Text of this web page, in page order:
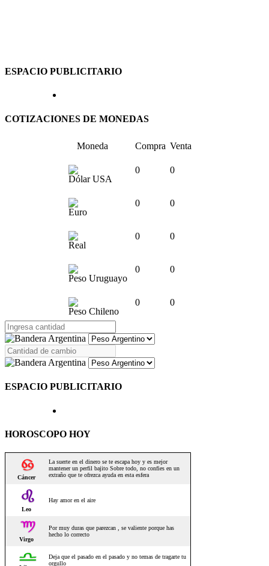
ESPACIO PUBLICITARIO
COTIZACIONES DE MONEDAS
Moneda Compra Venta
Dólar USA
0 0
Euro
0 0
Real
0 0
Peso Uruguayo
0 0
Peso Chileno
0 0
ESPACIO PUBLICITARIO
HOROSCOPO HOY